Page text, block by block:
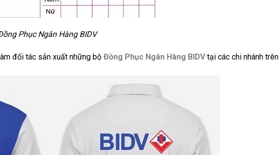
Phục Ngân Hàng BIDV
đối tác sản xuất những bộ Đồng Phục Ngân Hàng BIDV tại các chi nhánh trên